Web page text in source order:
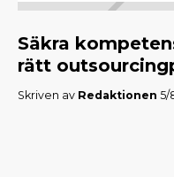
Säkra
rätt
Skriven av Redaktionen 5/